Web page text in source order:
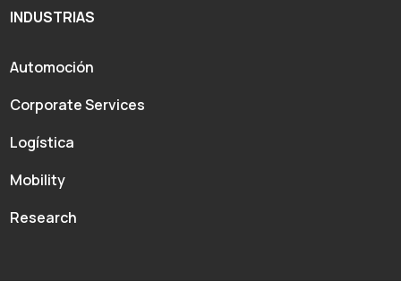
INDUSTRIAS
Automoción
Corporate Services
Logística
Mobility
Research